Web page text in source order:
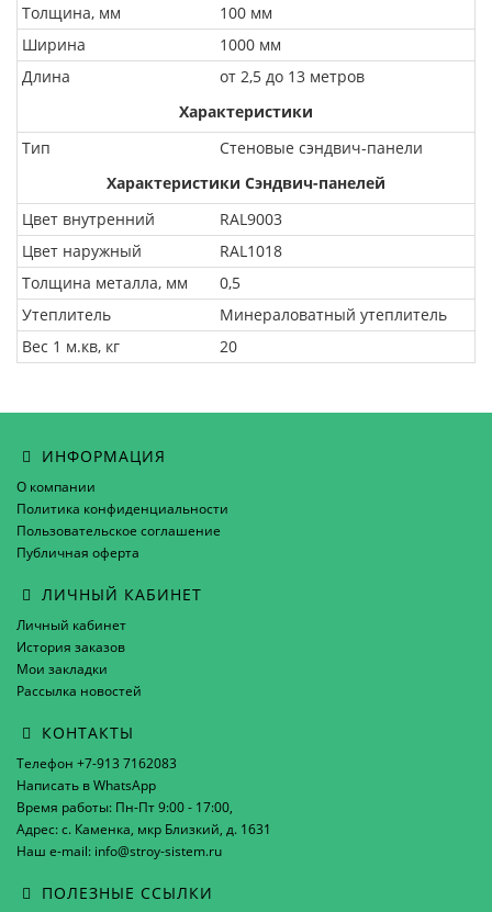
Толщина, мм
100 мм
Ширина
1000 мм
Длина
от 2,5 до 13 метров
Характеристики
Тип
Стеновые сэндвич-панели
Характеристики Сэндвич-панелей
Цвет внутренний
RAL9003
Цвет наружный
RAL1018
Толщина металла, мм
0,5
Утеплитель
Минераловатный утеплитель
Вес 1 м.кв, кг
20
ИНФОРМАЦИЯ
О компании
Политика конфиденциальности
Пользовательское соглашение
Публичная оферта
ЛИЧНЫЙ КАБИНЕТ
Личный кабинет
История заказов
Мои закладки
Рассылка новостей
КОНТАКТЫ
Телефон +7-913 7162083
Написать в WhatsApp
Время работы: Пн-Пт 9:00 - 17:00,
Адрес: с. Каменка, мкр Близкий, д. 1631
Наш e-mail: info@stroy-sistem.ru
ПОЛЕЗНЫЕ ССЫЛКИ